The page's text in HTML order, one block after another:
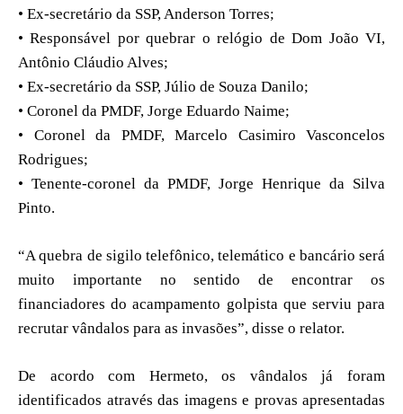
• Ex-secretário da SSP, Anderson Torres;
• Responsável por quebrar o relógio de Dom João VI,
Antônio Cláudio Alves;
• Ex-secretário da SSP, Júlio de Souza Danilo;
• Coronel da PMDF, Jorge Eduardo Naime;
• Coronel da PMDF, Marcelo Casimiro Vasconcelos
Rodrigues;
• Tenente-coronel da PMDF, Jorge Henrique da Silva
Pinto.
“A quebra de sigilo telefônico, telemático e bancário será
muito importante no sentido de encontrar os
financiadores do acampamento golpista que serviu para
recrutar vândalos para as invasões”, disse o relator.
De acordo com Hermeto, os vândalos já foram
identificados através das imagens e provas apresentadas